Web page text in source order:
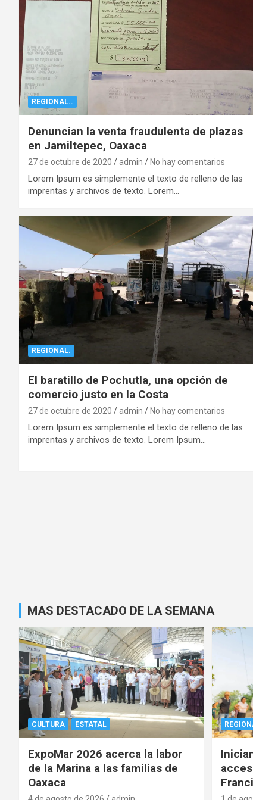
REGIONAL..
Denuncian la venta fraudulenta de plazas
en Jamiltepec, Oaxaca
27 de octubre de 2020 admin No hay comentarios
Lorem Ipsum es simplemente el texto de relleno de las
imprentas y archivos de texto. Lorem…
REGIONAL.
El baratillo de Pochutla, una opción de
comercio justo en la Costa
27 de octubre de 2020 admin No hay comentarios
Lorem Ipsum es simplemente el texto de relleno de las
imprentas y archivos de texto. Lorem Ipsum…
MAS DESTACADO DE LA SEMANA
CULTURA ESTATAL
ExpoMar 2026 acerca la labor
de la Marina a las familias de
Oaxaca